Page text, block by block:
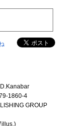
D.Kanabar
1860-4
GROUP